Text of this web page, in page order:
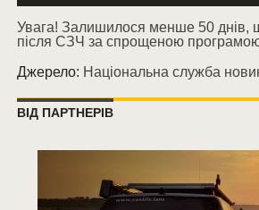
Увага! Залишилося менше 50 днів,
після СЗЧ за спрощеною
Джерело: Національна служба
ВІД ПАРТНЕРІВ